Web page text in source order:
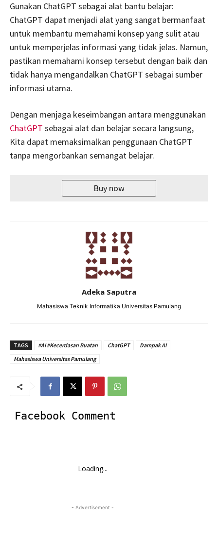
Gunakan ChatGPT sebagai alat bantu belajar:
ChatGPT dapat menjadi alat yang sangat bermanfaat
untuk membantu memahami konsep yang sulit atau
untuk memperjelas informasi yang tidak jelas. Namun,
pastikan memahami konsep tersebut dengan baik dan
tidak hanya mengandalkan ChatGPT sebagai sumber
informasi utama.
Dengan menjaga keseimbangan antara menggunakan
ChatGPT sebagai alat dan belajar secara langsung,
Kita dapat memaksimalkan penggunaan ChatGPT
tanpa mengorbankan semangat belajar.
Buy now
Adeka Saputra
Mahasiswa Teknik Informatika Universitas Pamulang
TAGS #AI #Kecerdasan Buatan ChatGPT
Dampak AI
Mahasiswa Universitas Pamulang
Facebook Comment
Loading...
- Advertisement -